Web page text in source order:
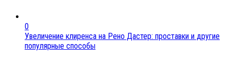
0
Увеличение клиренса на Рено Дастер: проставки и другие
популярные способы